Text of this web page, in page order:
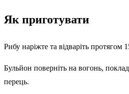
Як приготувати
Рибу наріжте та відваріть
Бульйон поверніть на вогонь,
перець.